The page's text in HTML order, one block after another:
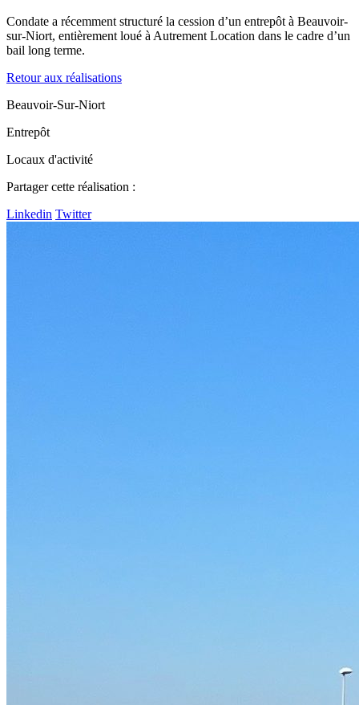
Condate a récemment structuré la cession d’un entrepôt à Beauvoir-
sur-Niort, entièrement loué à Autrement Location dans le cadre d’un
bail long terme.
Retour aux réalisations
Beauvoir-Sur-Niort
Entrepôt
Locaux d'activité
Partager cette réalisation :
Linkedin Twitter